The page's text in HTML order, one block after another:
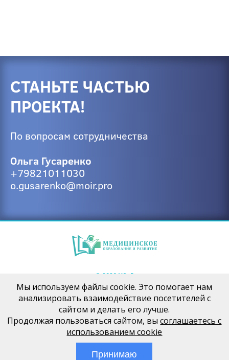
СТАНЬТЕ ЧАСТЬЮ
ПРОЕКТА!
По вопросам сотрудничества
Ольга Гусаренко
+79821011030
o.gusarenko@moir.pro
© 2026 МОиР
ПОДПИСЫВАЙТЕСЬ НА КАНАЛ
Политика конфиденциальности
Мы используем файлы cookie. Это помогает нам
анализировать взаимодействие посетителей с
сайтом и делать его лучше.
Продолжая пользоваться сайтом, высоглашаетесь с
использованием cookie
Принимаю